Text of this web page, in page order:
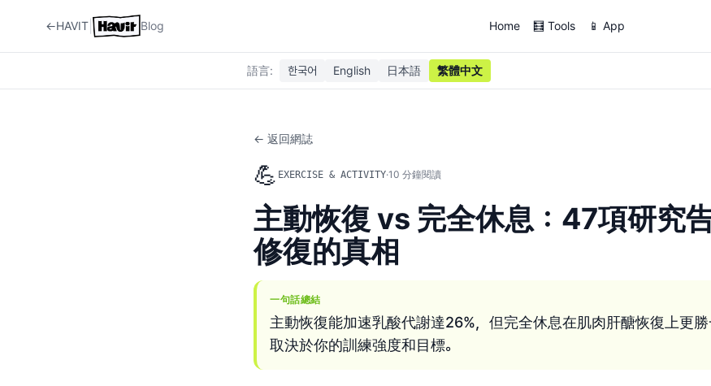
←HAVIT Blog Home 🧮 Tools 📱 App
語言: 한국어 English 日本語 繁體中文
← 返回網誌
💪 EXERCISE & ACTIVITY·10 分鐘閱讀
主動恢復 vs 完全休息：47項研究
修復的真相
一句話總結
主動恢復能加速乳酸代謝達26%，但完全休息在肌肉肝醣恢復上更
取決於你的訓練強度和目標。